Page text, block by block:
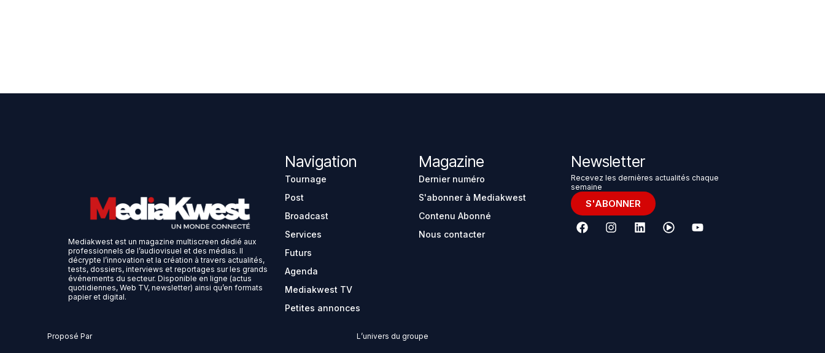
Mediakwest est un magazine multiscreen dédié aux
professionnels de l’audiovisuel et des médias. Il
décrypte l’innovation et la création à travers actualités,
tests, dossiers, interviews et reportages sur les grands
événements du secteur. Disponible en ligne (actus
quotidiennes, Web TV, newsletter) ainsi qu’en formats
papier et digital.
Navigation
Tournage
Post
Broadcast
Services
Futurs
Agenda
Mediakwest TV
Petites annonces
Magazine
Dernier numéro
S'abonner à Mediakwest
Contenu Abonné
Nous contacter
Newsletter
Recevez les dernières actualités chaque
semaine
S'ABONNER
Proposé Par L’univers du groupe